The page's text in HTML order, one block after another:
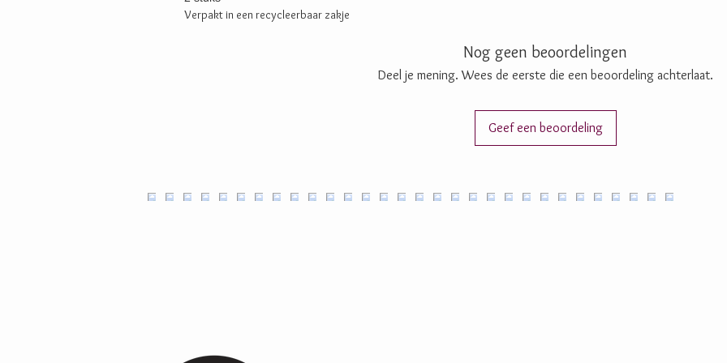
Verpakt in een recycleerbaar zakje
Nog geen beoordelingen
Deel je mening. Wees de eerste die een beoordeling achterlaat.
Geef een beoordeling